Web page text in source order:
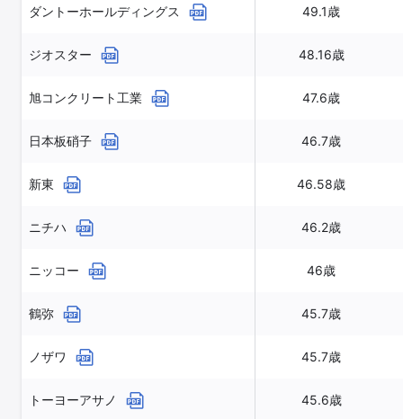
ダントーホールディングス 49.1歳
ジオスター 48.16歳
旭コンクリート工業 47.6歳
日本板硝子 46.7歳
新東 46.58歳
ニチハ 46.2歳
ニッコー 46歳
鶴弥 45.7歳
ノザワ 45.7歳
トーヨーアサノ 45.6歳